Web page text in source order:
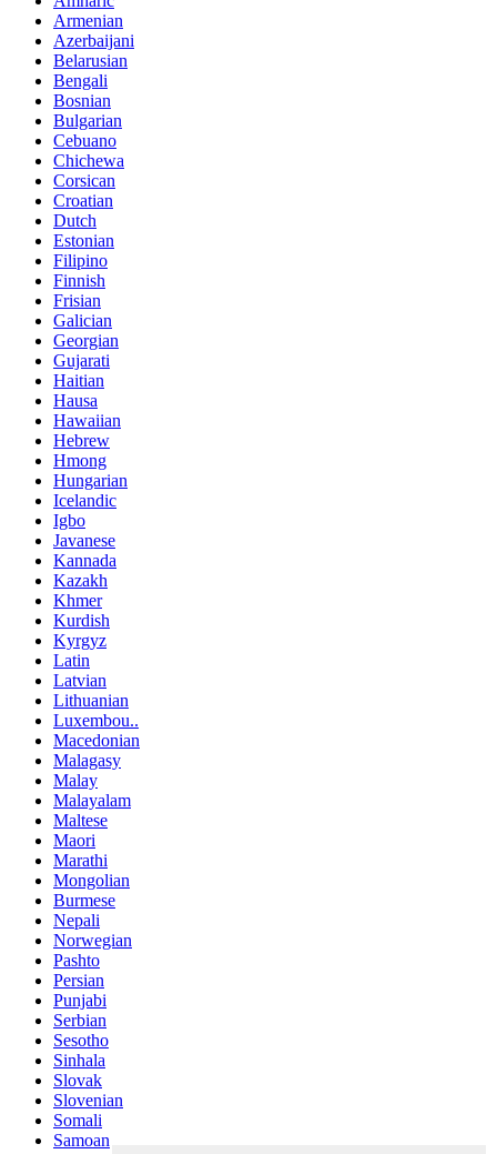
Armenian
Azerbaijani
Belarusian
Bengali
Bosnian
Bulgarian
Cebuano
Chichewa
Corsican
Croatian
Dutch
Estonian
Filipino
Finnish
Frisian
Galician
Georgian
Gujarati
Haitian
Hausa
Hawaiian
Hebrew
Hmong
Hungarian
Icelandic
Igbo
Javanese
Kannada
Kazakh
Khmer
Kurdish
Kyrgyz
Latin
Latvian
Lithuanian
Luxembou..
Macedonian
Malagasy
Malay
Malayalam
Maltese
Maori
Marathi
Mongolian
Burmese
Nepali
Norwegian
Pashto
Persian
Punjabi
Serbian
Sesotho
Sinhala
Slovak
Slovenian
Somali
Samoan